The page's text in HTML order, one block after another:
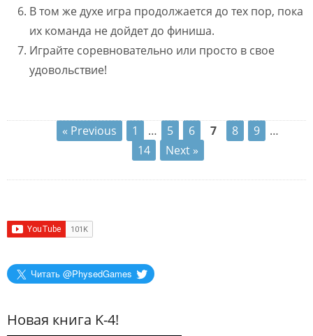
В том же духе игра продолжается до тех пор, пока
их команда не дойдет до финиша.
Играйте соревновательно или просто в свое
удовольствие!
« Previous 1 … 5 6 7 8 9
…
14
Next »
Читать @PhysedGames
Новая книга K-4!